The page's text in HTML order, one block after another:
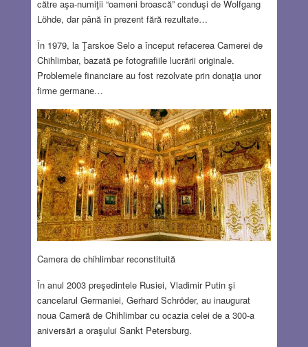
către aşa-numiţii “oameni broască” conduşi de Wolfgang
Löhde, dar până în prezent fără rezultate…
În 1979, la Ţarskoe Selo a început refacerea Camerei de
Chihlimbar, bazată pe fotografiile lucrării originale.
Problemele financiare au fost rezolvate prin donaţia unor
firme germane…
Camera de chihlimbar reconstituită
În anul 2003 preşedintele Rusiei, Vladimir Putin şi
cancelarul Germaniei, Gerhard Schröder, au inaugurat
noua Cameră de Chihlimbar cu ocazia celei de a 300-a
aniversări a oraşului Sankt Petersburg.